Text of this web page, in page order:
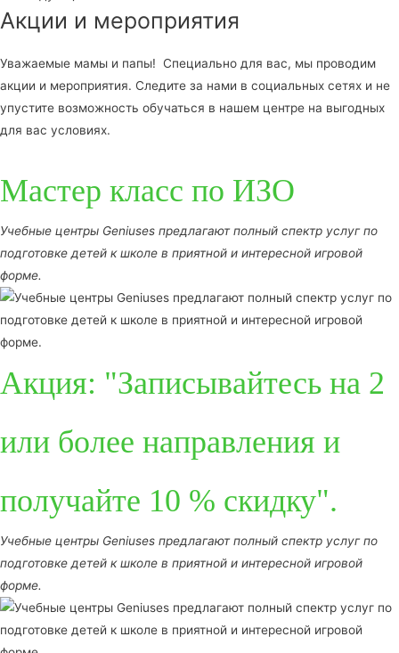
Акции и мероприятия
Уважаемые мамы и папы! Специально для вас, мы проводим
акции и мероприятия. Следите за нами в социальных сетях и не
упустите возможность обучаться в нашем центре на выгодных
для вас условиях.
Мастер класс по ИЗО
Учебные центры Geniuses предлагают полный спектр услуг по
подготовке детей к школе в приятной и интересной игровой
форме.
Акция: "Записывайтесь на 2
или более направления и
получайте 10 % скидку".
Учебные центры Geniuses предлагают полный спектр услуг по
подготовке детей к школе в приятной и интересной игровой
форме.